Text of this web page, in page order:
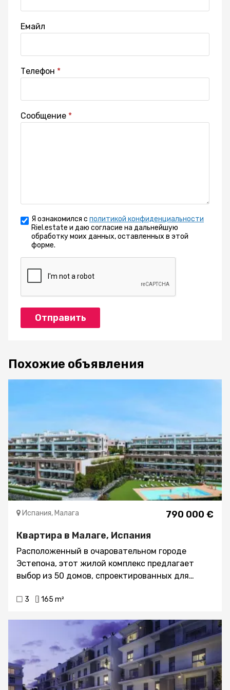
Емайл
Телефон
Сообщение
Я ознакомился с политикой конфиденциальности
Riel.estate и даю согласие на дальнейшую
обработку моих данных, оставленных в этой
форме.
Отправить
Похожие объявления
790 000 €
Испания, Малага
Квартира в Малаге, Испания
Расположенный в очаровательном городе
Эстепона, этот жилой комплекс предлагает
выбор из 50 домов, спроектированных для
типологии включают квартиры, апартаменты на
что гарантирует привилегированную и
эксклюзивную обстановку. Близость к
побережью, всего в 2 км, позволяет
наслаждаться морским бризом и
расслабляющими прогулками по пляжу. Жилье
оснащено современной бытовой техникой и
3 165 m²